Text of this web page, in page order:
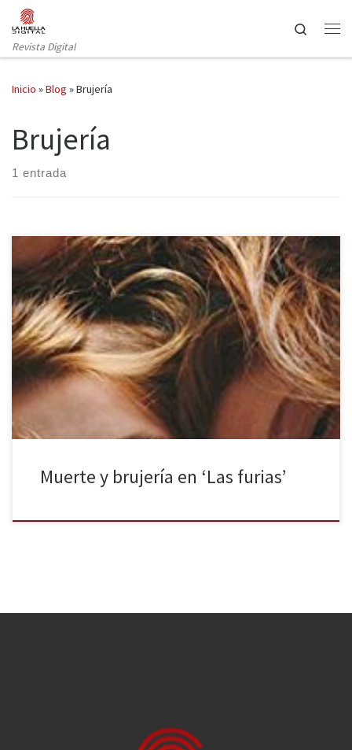
Saltar al contenido
Revista Digital
Search
Inicio »Blog »Brujería
Brujería
1 entrada
Elegí la obra de Katie Lowe porque me recordaba a Las vírgenes
suicidas de Jeffrey Eugenides y a la película Mustang de Deniz
Gamze Ergüven, esa predilección que tengo por las adolescentes
raritas, inadaptadas e inconformistas. Sin embargo, Las furias no
continúa esa línea; se parece más a Las escalofriantes […]
Muerte y brujería en ‘Las furias’